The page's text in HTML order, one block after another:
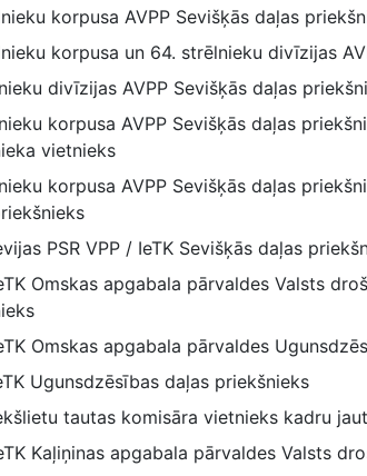
korpusa AVPP Sevišķās daļas
korpusa un 64. strēlnieku divīzijas
divīzijas AVPP Sevišķās daļas
korpusa AVPP Sevišķās daļas
vietnieks
korpusa AVPP Sevišķās daļas
PSR VPP / IeTK Sevišķās daļas
Omskas apgabala pārvaldes Valsts
Omskas apgabala pārvaldes
Ugunsdzēsības daļas priekšnieks
tautas komisāra vietnieks kadru
Kaļiņinas apgabala pārvaldes Valsts